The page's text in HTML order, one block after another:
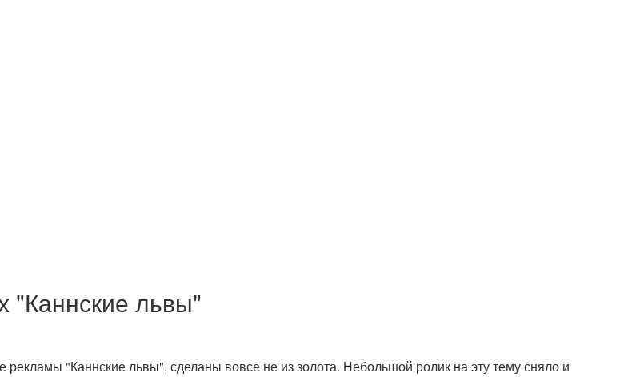
"Каннские львы"
"Каннские львы", сделаны вовсе не из золота. Небольшой ролик на эту тему сняло и